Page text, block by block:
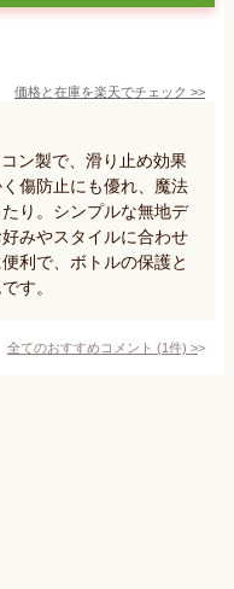
価格と在庫を楽天でチェック >>
ン製で、滑り止め効果
傷防止にも優れ、魔法
り。シンプルな無地デ
みやスタイルに合わせ
利で、ボトルの保護と
す。
全てのおすすめコメント (1件) >